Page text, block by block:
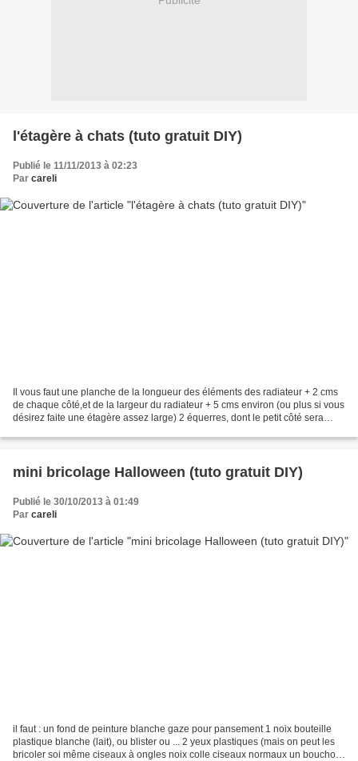
l'étagère à chats (tuto gratuit DIY)
Publié le 11/11/2013 à 02:23
Par careli
Il vous faut une planche de la longueur des éléments des radiateur + 2 cms
de chaque côté,et de la largeur du radiateur + 5 cms environ (ou plus si vous
désirez faite une étagère assez large) 2 équerres, dont le petit côté sera
mini bricolage Halloween (tuto gratuit DIY)
Publié le 30/10/2013 à 01:49
Par careli
il faut : un fond de peinture blanche gaze pour pansement 1 noix bouteille
plastique blanche (lait), ou blister ou ... 2 yeux plastiques (mais on peut les
bricoler soi même ciseaux à ongles noix colle ciseaux normaux un bouchon